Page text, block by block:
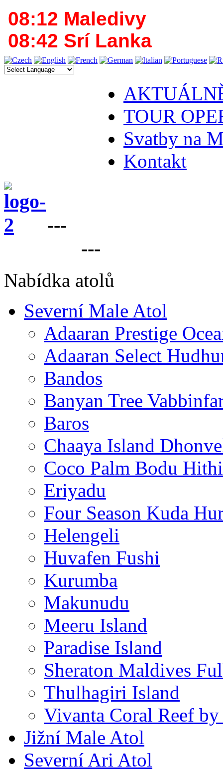
08:12 Maledivy
08:42 Srí Lanka
TOUR
Svatby na
Kontakt
---
---
Nabídka atolů
Severní Male Atol
Adaaran Prestige
Adaaran Select
Bandos
Banyan Tree
Baros
Chaaya Island
Coco Palm Bodu Hithi
Eriyadu
Four Season Kuda
Helengeli
Huvafen Fushi
Kurumba
Makunudu
Meeru Island
Paradise Island
Sheraton Maldives
Thulhagiri Island
Vivanta Coral Reef by
Jižní Male Atol
Severní Ari Atol